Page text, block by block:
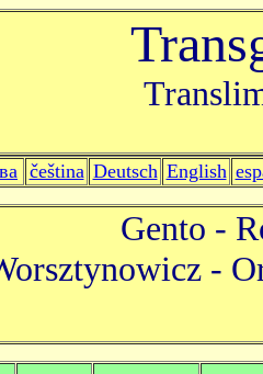
čeština Deutsch English
Gento -
-